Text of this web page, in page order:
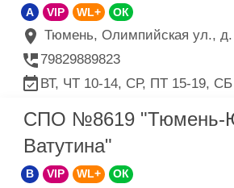
A VIP WL+ ОК
Тюмень, Олимпийская ул., д.
79829889823
ВТ, ЧТ 10-14, СР, ПТ 15-19, СБ
СПО №8619 "Тюмень-
Ватутина"
B VIP WL+ ОК